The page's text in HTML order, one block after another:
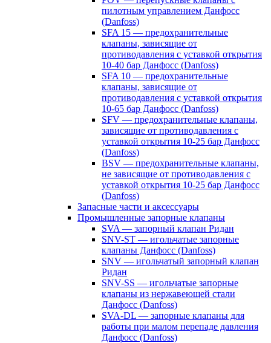
пилотным управлением Данфосс
(Danfoss)
SFA 15 — предохранительные
клапаны, зависящие от
противодавления с уставкой открытия
10-40 бар Данфосс (Danfoss)
SFA 10 — предохранительные
клапаны, зависящие от
противодавления с уставкой открытия
10-65 бар Данфосс (Danfoss)
SFV — предохранительные клапаны,
зависящие от противодавления с
уставкой открытия 10-25 бар Данфосс
(Danfoss)
BSV — предохранительные клапаны,
не зависящие от противодавления с
уставкой открытия 10-25 бар Данфосс
(Danfoss)
Запасные части и аксессуары
Промышленные запорные клапаны
SVA — запорный клапан Ридан
SNV-ST — игольчатые запорные
клапаны Данфосс (Danfoss)
SNV — игольчатый запорный клапан
Ридан
SNV-SS — игольчатые запорные
клапаны из нержавеющей стали
Данфосс (Danfoss)
SVA-DL — запорные клапаны для
работы при малом перепаде давления
Данфосс (Danfoss)